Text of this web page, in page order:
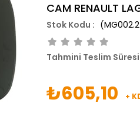
CAM RENAULT
Tahmini Teslim Süresi
₺605,10 +